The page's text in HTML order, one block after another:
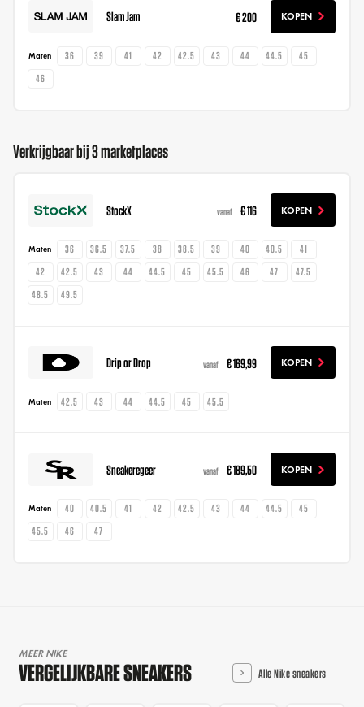
Slam Jam € 200 KOPEN
Maten 36 39 41 42 42.5 43 44 44.5
45
46
Verkrijgbaar bij 3 marketplaces
StockX vanaf € 116 KOPEN
Maten 36 36.5 37.5 38 38.5 39 40 40.5
41
42
42.5 43 44 44.5 45 45.5 46 47
47.5
48.5
49.5
Drip or Drop vanaf € 169,99 KOPEN
Maten 42.5 43 44 44.5 45 45.5
Sneakeregeer vanaf € 189,50 KOPEN
Maten 40 40.5 41 42 42.5 43 44 44.5
45
45.5
46 47
MEER NIKE
VERGELIJKBARE SNEAKERS Alle Nike sneakers